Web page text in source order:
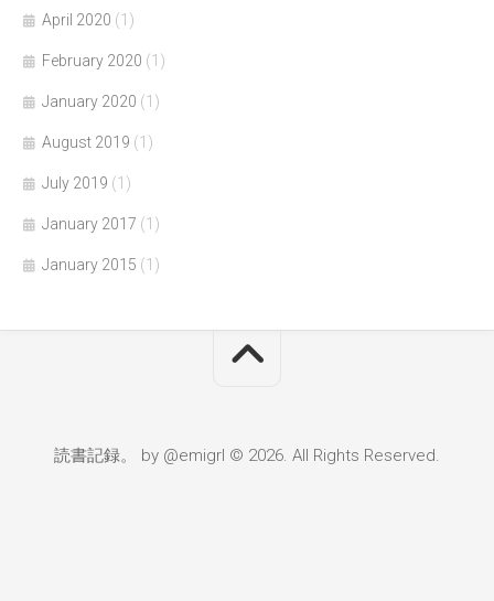
April 2020 (1)
February 2020 (1)
January 2020 (1)
August 2019 (1)
July 2019 (1)
January 2017 (1)
January 2015 (1)
読書記録。 by @emigrl © 2026. All Rights Reserved.